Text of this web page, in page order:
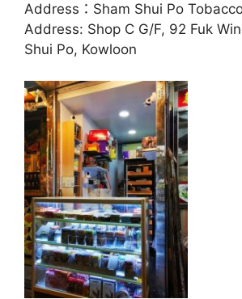
Address：Sham Shui Po
Address: Shop C G/F, 92 Fuk
Shui Po, Kowloon